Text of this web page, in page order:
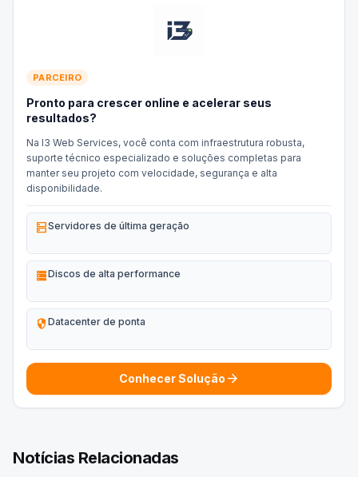
PARCEIRO
Pronto para crescer online e acelerar seus
resultados?
Na I3 Web Services, você conta com infraestrutura robusta,
suporte técnico especializado e soluções completas para
manter seu projeto com velocidade, segurança e alta
disponibilidade.
dnsServidores de última geração
storageDiscos de alta performance
security Datacenter de ponta
Conhecer Solução arrow_forward
Notícias Relacionadas